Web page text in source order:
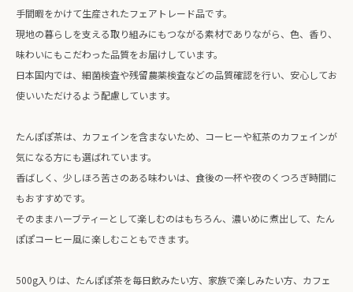
手間暇をかけて生産されたフェアトレード品です。
現地の暮らしを支える取り組みにもつながる素材でありながら、色、香り、
味わいにもこだわった品質をお届けしています。
日本国内では、細菌検査や残留農薬検査などの品質確認を行い、安心してお
使いいただけるよう配慮しています。
たんぽぽ茶は、カフェインを含まないため、コーヒーや紅茶のカフェインが
気になる方にも選ばれています。
香ばしく、少しほろ苦さのある味わいは、食後の一杯や夜のくつろぎ時間に
もおすすめです。
そのままハーブティーとして楽しむのはもちろん、濃いめに煮出して、たん
ぽぽコーヒー風に楽しむこともできます。
500g入りは、たんぽぽ茶を毎日飲みたい方、家族で楽しみたい方、カフェ